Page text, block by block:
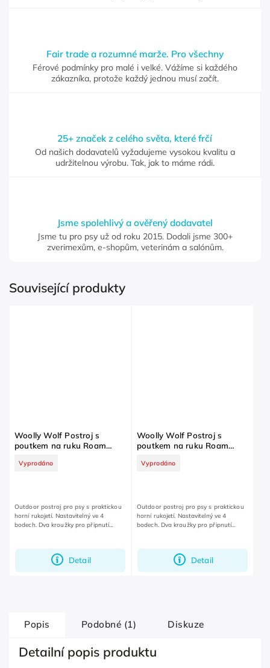
Fair trade a rozumné marže. Pro všechny
Férové podmínky pro malé i velké. Vážíme si každého
zákazníka, protože každý jednou musí začít.
25+ značek z celého světa, které frčí
Od našich dodavatelů vyžadujeme vysokou kvalitu a
udržitelnou výrobu. Tak, jak to máme rádi.
Jsme spolehlivý a ověřený dodavatel
Jsme tu pro psy už od roku 2015. Dodali jsme 300+
zverimexům, e-shopům, veterinám a salónům.
Související produkty
Woolly Wolf Postroj s
poutkem na ruku Roam
DOPRODEJ
Vyprodáno
Detail
Outdoor postroj pro psy s praktickou
horní rukojetí. Nastavitelný ve 4
bodech. Dva kroužky pro připnutí
Woolly Wolf Postroj s
poutkem na ruku Roam
DOPRODEJ
Vyprodáno
Detail
Outdoor postroj pro psy s praktickou
horní rukojetí. Nastavitelný ve 4
bodech. Dva kroužky pro připnutí
Popis Podobné (1) Diskuze
Detailní popis produktu